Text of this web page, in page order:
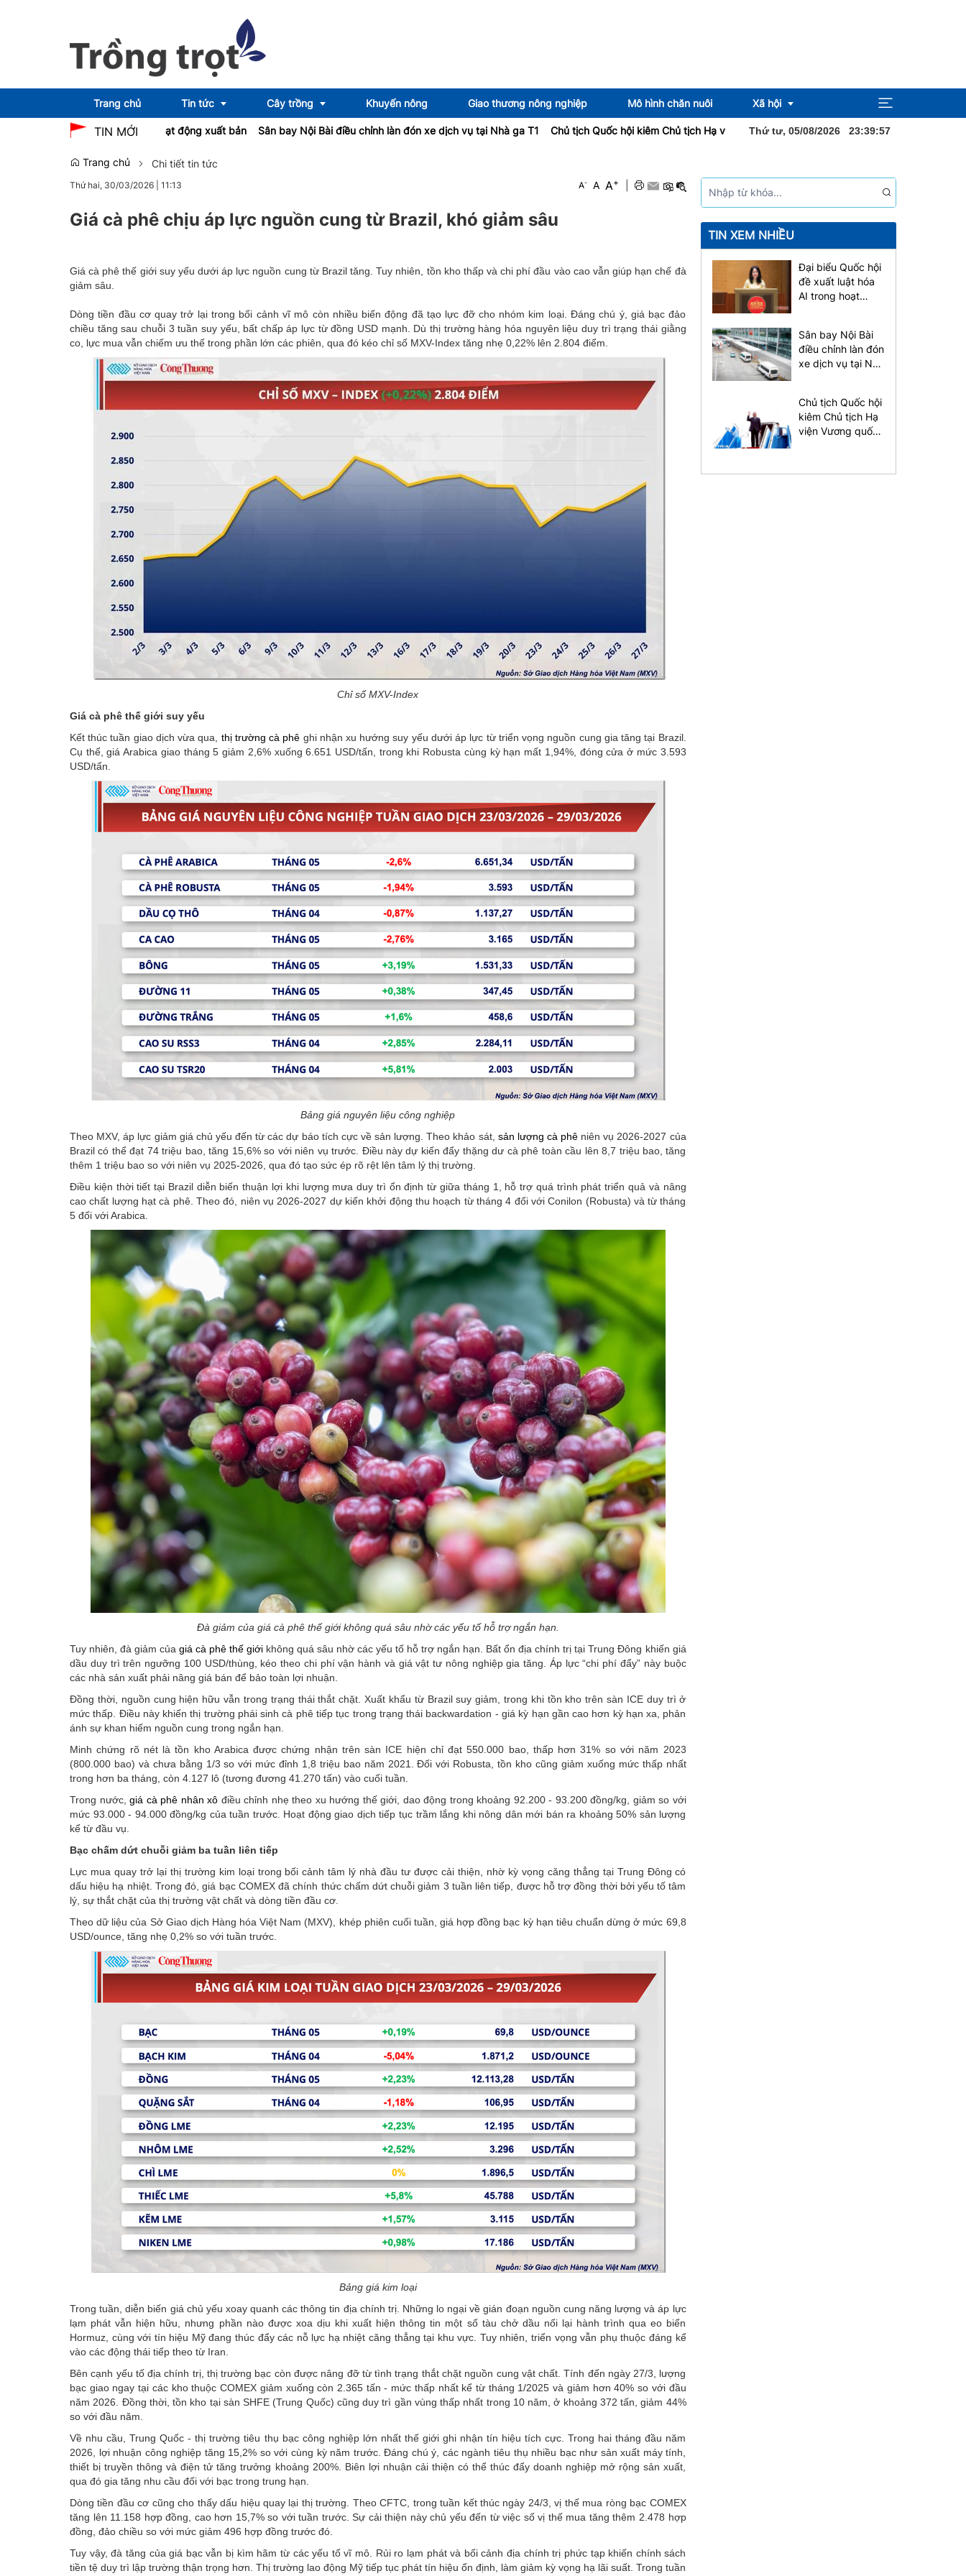
Trang chủ Tin tức
Emagazine
Cây trồng Khuyến nông Giao thương nông nghiệp Mô hình chăn nuôi Xã hội
Địa ốc
Sức khỏe
TIN MỚI
luật hóa AI trong hoạt động xuất bản Sân bay Nội Bài điều chỉnh làn đón xe dịch vụ tại Nhà ga T1 Chủ tịch Quốc hội kiêm Chủ tịch Hạ viện Vương quốc Thái Lan bắt đầu thăm chính thức Việt Nam
Thứ tư, 05/08/2026 23:39:58
Trang chủ Chi tiết tin tức
Thứ hai, 30/03/2026 11:13 A- A A+
Giá cà phê chịu áp lực nguồn cung từ Brazil, khó giảm sâu
Giá cà phê thế giới suy yếu dưới áp lực nguồn cung từ Brazil tăng. Tuy nhiên, tồn kho thấp và chi phí đầu vào cao vẫn giúp hạn chế đà
giảm sâu.
Dòng tiền đầu cơ quay trở lại trong bối cảnh vĩ mô còn nhiều biến động đã tạo lực đỡ cho nhóm kim loại. Đáng chú ý, giá bạc đảo
chiều tăng sau chuỗi 3 tuần suy yếu, bất chấp áp lực từ đồng USD mạnh. Dù thị trường hàng hóa nguyên liệu duy trì trạng thái giằng
co, lực mua vẫn chiếm ưu thế trong phần lớn các phiên, qua đó kéo chỉ số MXV-Index tăng nhẹ 0,22% lên 2.804 điểm.
Chỉ số MXV-Index
Giá cà phê thế giới suy yếu
Kết thúc tuần giao dịch vừa qua, thị trường cà phê ghi nhận xu hướng suy yếu dưới áp lực từ triển vọng nguồn cung gia tăng tại Brazil.
Cụ thể, giá Arabica giao tháng 5 giảm 2,6% xuống 6.651 USD/tấn, trong khi Robusta cùng kỳ hạn mất 1,94%, đóng cửa ở mức 3.593
USD/tấn.
Bảng giá nguyên liệu công nghiệp
Theo MXV, áp lực giảm giá chủ yếu đến từ các dự báo tích cực về sản lượng. Theo khảo sát, sản lượng cà phê niên vụ 2026-2027 của
Brazil có thể đạt 74 triệu bao, tăng 15,6% so với niên vụ trước. Điều này dự kiến đẩy thặng dư cà phê toàn cầu lên 8,7 triệu bao, tăng
thêm 1 triệu bao so với niên vụ 2025-2026, qua đó tạo sức ép rõ rệt lên tâm lý thị trường.
Điều kiện thời tiết tại Brazil diễn biến thuận lợi khi lượng mưa duy trì ổn định từ giữa tháng 1, hỗ trợ quá trình phát triển quả và nâng
cao chất lượng hạt cà phê. Theo đó, niên vụ 2026-2027 dự kiến khởi động thu hoạch từ tháng 4 đối với Conilon (Robusta) và từ tháng
5 đối với Arabica.
Đà giảm của giá cà phê thế giới không quá sâu nhờ các yếu tố hỗ trợ ngắn hạn.
Tuy nhiên, đà giảm củagiá cà phê thế giới không quá sâu nhờ các yếu tố hỗ trợ ngắn hạn. Bất ổn địa chính trị tại Trung Đông khiến giá
dầu duy trì trên ngưỡng 100 USD/thùng, kéo theo chi phí vận hành và giá vật tư nông nghiệp gia tăng. Áp lực “chi phí đẩy” này buộc
các nhà sản xuất phải nâng giá bán để bảo toàn lợi nhuận.
Đồng thời, nguồn cung hiện hữu vẫn trong trạng thái thắt chặt. Xuất khẩu từ Brazil suy giảm, trong khi tồn kho trên sàn ICE duy trì ở
mức thấp. Điều này khiến thị trường phái sinh cà phê tiếp tục trong trạng thái backwardation - giá kỳ hạn gần cao hơn kỳ hạn xa, phản
ánh sự khan hiếm nguồn cung trong ngắn hạn.
Minh chứng rõ nét là tồn kho Arabica được chứng nhận trên sàn ICE hiện chỉ đạt 550.000 bao, thấp hơn 31% so với năm 2023
(800.000 bao) và chưa bằng 1/3 so với mức đỉnh 1,8 triệu bao năm 2021. Đối với Robusta, tồn kho cũng giảm xuống mức thấp nhất
trong hơn ba tháng, còn 4.127 lô (tương đương 41.270 tấn) vào cuối tuần.
Trong nước, giá cà phê nhân xô điều chỉnh nhẹ theo xu hướng thế giới, dao động trong khoảng 92.200 - 93.200 đồng/kg, giảm so với
mức 93.000 - 94.000 đồng/kg của tuần trước. Hoạt động giao dịch tiếp tục trầm lắng khi nông dân mới bán ra khoảng 50% sản lượng
kể từ đầu vụ.
Bạc chấm dứt chuỗi giảm ba tuần liên tiếp
Lực mua quay trở lại thị trường kim loại trong bối cảnh tâm lý nhà đầu tư được cải thiện, nhờ kỳ vọng căng thẳng tại Trung Đông có
dấu hiệu hạ nhiệt. Trong đó, giá bạc COMEX đã chính thức chấm dứt chuỗi giảm 3 tuần liên tiếp, được hỗ trợ đồng thời bởi yếu tố tâm
lý, sự thắt chặt của thị trường vật chất và dòng tiền đầu cơ.
Theo dữ liệu của Sở Giao dịch Hàng hóa Việt Nam (MXV), khép phiên cuối tuần, giá hợp đồng bạc kỳ hạn tiêu chuẩn dừng ở mức 69,8
USD/ounce, tăng nhẹ 0,2% so với tuần trước.
Bảng giá kim loại
Trong tuần, diễn biến giá chủ yếu xoay quanh các thông tin địa chính trị. Những lo ngại về gián đoạn nguồn cung năng lượng và áp lực
lạm phát vẫn hiện hữu, nhưng phần nào được xoa dịu khi xuất hiện thông tin một số tàu chở dầu nối lại hành trình qua eo biển
Hormuz, cùng với tín hiệu Mỹ đang thúc đẩy các nỗ lực hạ nhiệt căng thẳng tại khu vực. Tuy nhiên, triển vọng vẫn phụ thuộc đáng kể
vào các động thái tiếp theo từ Iran.
Bên cạnh yếu tố địa chính trị, thị trường bạc còn được nâng đỡ từ tình trạng thắt chặt nguồn cung vật chất. Tính đến ngày 27/3, lượng
bạc giao ngay tại các kho thuộc COMEX giảm xuống còn 2.365 tấn - mức thấp nhất kể từ tháng 1/2025 và giảm hơn 40% so với đầu
năm 2026. Đồng thời, tồn kho tại sàn SHFE (Trung Quốc) cũng duy trì gần vùng thấp nhất trong 10 năm, ở khoảng 372 tấn, giảm 44%
so với đầu năm.
Về nhu cầu, Trung Quốc - thị trường tiêu thụ bạc công nghiệp lớn nhất thế giới ghi nhận tín hiệu tích cực. Trong hai tháng đầu năm
2026, lợi nhuận công nghiệp tăng 15,2% so với cùng kỳ năm trước. Đáng chú ý, các ngành tiêu thụ nhiều bạc như sản xuất máy tính,
thiết bị truyền thông và điện tử tăng trưởng khoảng 200%. Biên lợi nhuận cải thiện có thể thúc đẩy doanh nghiệp mở rộng sản xuất,
qua đó gia tăng nhu cầu đối với bạc trong trung hạn.
Dòng tiền đầu cơ cũng cho thấy dấu hiệu quay lại thị trường. Theo CFTC, trong tuần kết thúc ngày 24/3, vị thế mua ròng bạc COMEX
tăng lên 11.158 hợp đồng, cao hơn 15,7% so với tuần trước. Sự cải thiện này chủ yếu đến từ việc số vị thế mua tăng thêm 2.478 hợp
đồng, đảo chiều so với mức giảm 496 hợp đồng trước đó.
Tuy vậy, đà tăng của giá bạc vẫn bị kìm hãm từ các yếu tố vĩ mô. Rủi ro lạm phát và bối cảnh địa chính trị phức tạp khiến chính sách
tiền tệ duy trì lập trường thận trọng hơn. Thị trường lao động Mỹ tiếp tục phát tín hiệu ổn định, làm giảm kỳ vọng hạ lãi suất. Trong tuần
TIN XEM NHIỀU
Đại biểu Quốc hội
đề xuất luật hóa
AI trong hoạt
Sân bay Nội Bài
điều chỉnh làn đón
xe dịch vụ tại Nhà
Chủ tịch Quốc hội
kiêm Chủ tịch Hạ
viện Vương quốc
Việt Nam